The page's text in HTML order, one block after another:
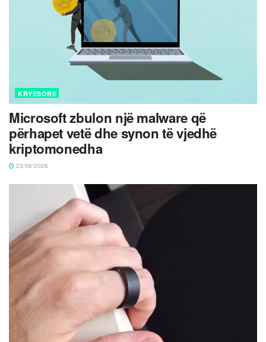
KRYESORE
Microsoft zbulon një malware që
përhapet vetë dhe synon të vjedhë
kriptomonedha
23/06/2026